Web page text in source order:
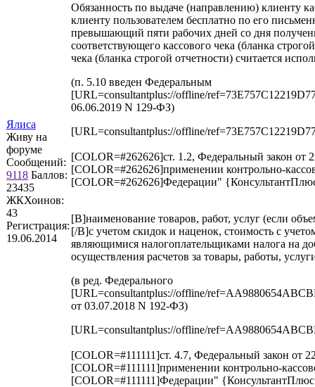
Ялиса
Живу на
форуме
Сообщений:
9118 Баллов:
23435
ЖКХоинов:
43
Регистрация:
19.06.2014
Обязанность по выдаче (направлению) клиенту
клиенту пользователем бесплатно по его
превышающий пяти рабочих дней со дня
соответствующего кассового чека (бланка
чека (бланка строгой отчетности) считается
(п. 5.10 введен Федеральным
[URL=consultantplus://offline/
06.06.2019 N 129-ФЗ)
[URL=consultantplus://offline/
[COLOR=#262626]ст. 1.2, Федеральный закон
[COLOR=#262626]применении контрольно-
[COLOR=#262626]Федерации"
[B]наименование товаров, работ, услуг (если
[/B]с учетом скидок и наценок, стоимость с
являющимися налогоплательщиками налога на
осуществления расчетов за товары, работы,
(в ред. Федерального
[URL=consultantplus://offline/
от 03.07.2018 N 192-ФЗ)
[URL=consultantplus://offline/
[COLOR=#111111]ст. 4.7, Федеральный закон
[COLOR=#111111]применении контрольно-
[COLOR=#111111]Федерации"